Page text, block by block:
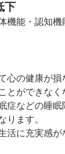
下
能・認知
の健康が
ができなく
症などの睡
ります。
に充実感が